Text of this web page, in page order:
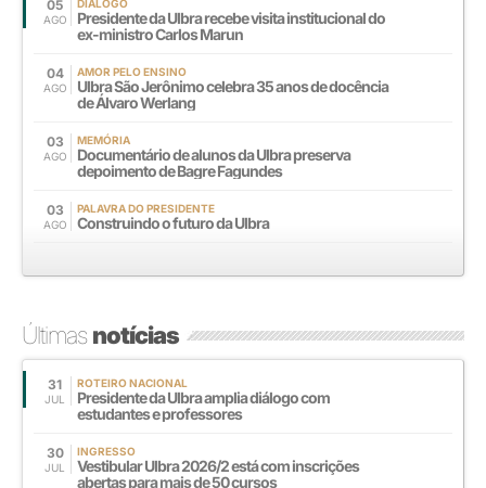
05
AGO
DIÁLOGO
Presidente da Ulbra recebe visita institucional do
ex-ministro Carlos Marun
04
AGO
AMOR PELO ENSINO
Ulbra São Jerônimo celebra 35 anos de docência
de Álvaro Werlang
03
AGO
MEMÓRIA
Documentário de alunos da Ulbra preserva
depoimento de Bagre Fagundes
03
AGO
PALAVRA DO PRESIDENTE
Construindo o futuro da Ulbra
Últimasnotícias
31
JUL
ROTEIRO NACIONAL
Presidente da Ulbra amplia diálogo com
estudantes e professores
30
JUL
INGRESSO
Vestibular Ulbra 2026/2 está com inscrições
abertas para mais de 50 cursos